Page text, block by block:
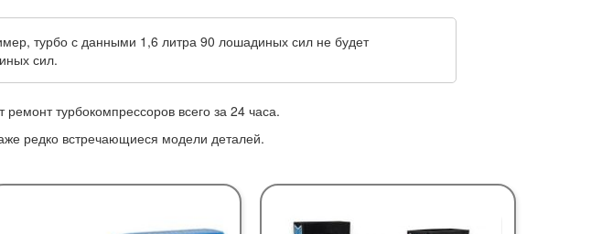
турбо с данными 1,6 литра 90 лошадиных сил не будет
сил.
турбокомпрессоров всего за 24 часа.
редко встречающиеся модели деталей.